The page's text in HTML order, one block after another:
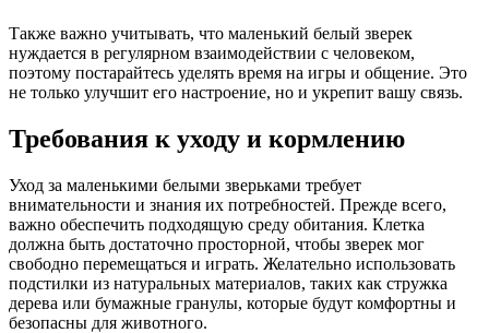
Также важно учитывать, что маленький белый зверек
нуждается в регулярном взаимодействии с человеком,
поэтому постарайтесь уделять время на игры и общение. Это
не только улучшит его настроение, но и укрепит вашу связь.
Требования к уходу и кормлению
Уход за маленькими белыми зверьками требует
внимательности и знания их потребностей. Прежде всего,
важно обеспечить подходящую среду обитания. Клетка
должна быть достаточно просторной, чтобы зверек мог
свободно перемещаться и играть. Желательно использовать
подстилки из натуральных материалов, таких как стружка
дерева или бумажные гранулы, которые будут комфортны и
безопасны для животного.